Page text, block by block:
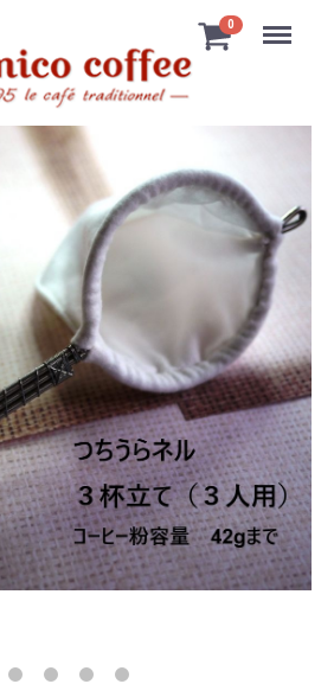
0 Menu